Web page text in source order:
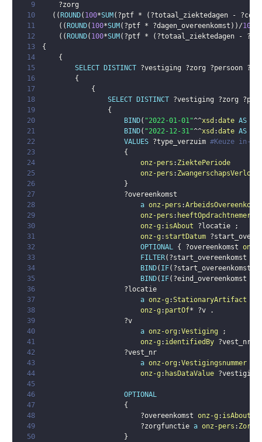
9
?zorg
10
( ( ROUND( 100*SUM ( ?ptf * ( ?totaal_ziektedagen -
11
( ( ROUND( 100*SUM ( ?ptf * ?dagen_overeenkomst ) ) /100
12
( ( ROUND( 100*SUM ( ?ptf * ( ?totaal_ziektedagen -
13
{
14
{
15
SELECT DISTINCT ?vestiging ?zorg ?persoon
16
{
17
{
18
SELECT DISTINCT ?vestiging ?zorg
19
{
20
BIND( "2022-01-01"^^xsd :date AS
21
BIND( "2022-12-31"^^xsd :date AS
22
VALUES ?type_verzuim #Keuze in-/
23
{
24
onz-pers : ZiektePeriode
25
onz-pers : ZwangerschapsVerlof
26
}
27
?overeenkomst
28
a onz-pers :
29
onz-pers : heeftOpdrachtnemer
30
onz-g : isAbout ?locatie
;
31
onz-g : startDatum
32
OPTIONAL { ?overeenkomst onz-
33
FILTER( ?start_overeenkomst
34
BIND( IF( ?start_overeenkomst
35
BIND( IF( ?eind_overeenkomst
36
?locatie
37
a onz-g :StationaryArtifact
38
onz-g : partOf* ?v
.
39
?v
40
a onz-org :Vestiging
;
41
onz-g : identifiedBy ?vest_nr
42
?vest_nr
43
a onz-org :Vestigingsnummer
44
onz-g : hasDataValue ?vestiging
45
46
OPTIONAL
47
{
48
?overeenkomst onz-g : isAbout
49
?zorgfunctie a onz-pers :
50
}